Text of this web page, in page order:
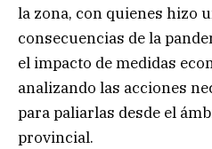
la zona, con quienes hizo
consecuencias de la
el impacto de medidas
analizando las acciones
para paliarlas desde el
provincial.